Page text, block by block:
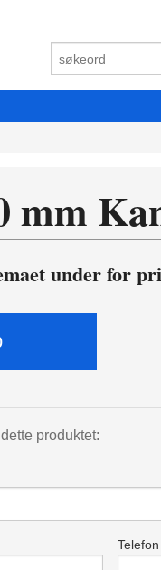
mm
under for
produktet:
Telefon